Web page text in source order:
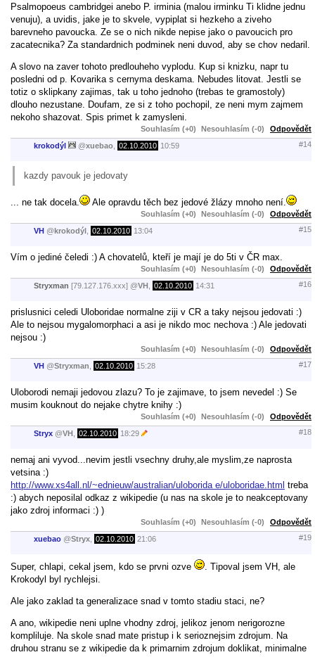
Psalmopoeus cambridgei anebo P. irminia (malou irminku Ti klidne jednu
venuju), a uvidis, jake je to skvele, vypiplat si hezkeho a ziveho
barevneho pavoucka. Ze se o nich nikde nepise jako o pavoucich pro
zacatecnika? Za standardnich podminek neni duvod, aby se chov nedaril.
A slovo na zaver tohoto predlouheho vyplodu. Kup si knizku, napr tu
posledni od p. Kovarika s cernyma deskama. Nebudes litovat. Jestli se
totiz o sklipkany zajimas, tak u toho jednoho (trebas te gramostoly)
dlouho nezustane. Doufam, ze si z toho pochopil, ze neni mym zajmem
nekoho shazovat. Spis primet k zamysleni.
Souhlasím (+0) Nesouhlasím (-0) Odpovědět
krokodýl @xuebao 02.10.2010 10:59 #14
kazdy pavouk je jedovaty
... ne tak docela. Ale opravdu těch bez jedové žlázy mnoho není.
Souhlasím (+0) Nesouhlasím (-0) Odpovědět
VH @krokodýl 02.10.2010 13:04 #15
Vím o jediné čeledi :) A chovatelů, kteří je mají je do 5ti v ČR max.
Souhlasím (+0) Nesouhlasím (-0) Odpovědět
Stryxman [79.127.176.xxx] @VH 02.10.2010 14:31 #16
prislusnici celedi Uloboridae normalne ziji v CR a taky nejsou jedovati :)
Ale to nejsou mygalomorphaci a asi je nikdo moc nechova :) Ale jedovati
nejsou :)
Souhlasím (+0) Nesouhlasím (-0) Odpovědět
VH @Stryxman 02.10.2010 15:28 #17
Uloborodi nemaji jedovou zlazu? To je zajimave, to jsem nevedel :) Se
musim kouknout do nejake chytre knihy :)
Souhlasím (+0) Nesouhlasím (-0) Odpovědět
Stryx @VH 02.10.2010 18:29 #18
nemaj ani vyvod...nevim jestli vsechny druhy,ale myslim,ze naprosta
vetsina :)
http://www.xs4all.nl/~ednieuw/australian/uloborida e/uloboridae.html treba
:) abych neposilal odkaz z wikipedie (u nas na skole je to neakceptovany
jako zdroj informaci :) )
Souhlasím (+0) Nesouhlasím (-0) Odpovědět
xuebao @Stryx 02.10.2010 21:06 #19
Super, chlapi, cekal jsem, kdo se prvni ozve
. Tipoval jsem VH, ale
Krokodyl byl rychlejsi.
Ale jako zaklad ta generalizace snad v tomto stadiu staci, ne?
A ano, wikipedie neni uplne vhodny zdroj, jelikoz jenom nerigorozne
kompliluje. Na skole snad mate pristup i k serioznejsim zdrojum. Na
druhou stranu se z wikipedie da k primarnim zdrojum doklikat, minimalne